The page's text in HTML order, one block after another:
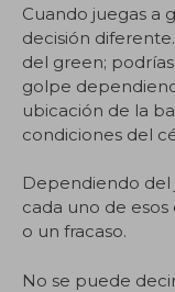
Cuando juegas a
decisión
del green;
golpe
ubicación de la
condiciones del
Dependiendo del
cada uno de
o un fracaso.
No se puede